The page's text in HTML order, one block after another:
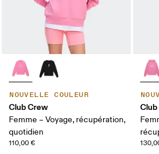
NOUVELLE COULEUR
Club Crew
Femme – Voyage, récupération,
quotidien
110,00 €